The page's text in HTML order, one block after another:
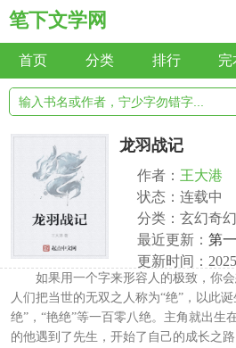
笔下文学网
首页 分类 排行 完
龙羽战记
作者： 王大港
状态：连载中
分类：玄幻奇幻
最近更新： 第
更新时间：
如果用一个字来形容人的极致，你
人们把当世的无双之人称为“绝”，以此
绝”，“艳绝”等一百零八绝。主角就出生
的他遇到了先生，开始了自己的成长之